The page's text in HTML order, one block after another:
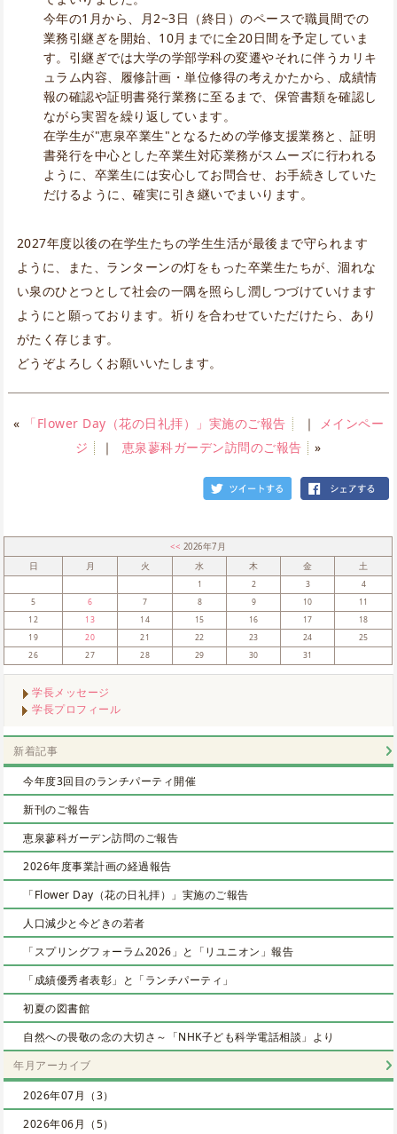
今年の1月から、月2~3日（終日）のペースで職員間での
業務引継ぎを開始、10月までに全20日間を予定していま
す。引継ぎでは大学の学部学科の変遷やそれに伴うカリキ
ュラム内容、履修計画・単位修得の考えかたから、成績情
報の確認や証明書発行業務に至るまで、保管書類を確認し
ながら実習を繰り返しています。
在学生が"恵泉卒業生"となるための学修支援業務と、証明
書発行を中心とした卒業生対応業務がスムーズに行われる
ように、卒業生には安心してお問合せ、お手続きしていた
だけるように、確実に引き継いでまいります。
2027年度以後の在学生たちの学生生活が最後まで守られます
ように、また、ランターンの灯をもった卒業生たちが、涸れな
い泉のひとつとして社会の一隅を照らし潤しつづけていけます
ようにと願っております。祈りを合わせていただけたら、あり
がたく存じます。
どうぞよろしくお願いいたします。
« 「Flower Day（花の日礼拝）」実施のご報告 ｜
メインペー
ジ
｜ 恵泉蓼科ガーデン訪問のご報告 »
<< 2026年7月
日
月 火 水 木 金 土
1 2 3
4
5
6 7 8 9 10
11
12
13 14 15 16 17
18
19
20 21 22 23 24
25
26
27 28 29 30 31
学長メッセージ
学長プロフィール
新着記事
今年度3回目のランチパーティ開催
新刊のご報告
恵泉蓼科ガーデン訪問のご報告
2026年度事業計画の経過報告
「Flower Day（花の日礼拝）」実施のご報告
人口減少と今どきの若者
「スプリングフォーラム2026」と「リユニオン」報告
「成績優秀者表彰」と「ランチパーティ」
初夏の図書館
自然への畏敬の念の大切さ～「NHK子ども科学電話相談」より
年月アーカイブ
2026年07月（3）
2026年06月（5）